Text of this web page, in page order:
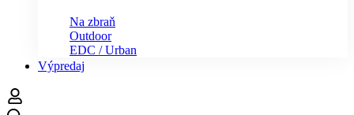
Na zbraň
Outdoor
EDC / Urban
Výpredaj